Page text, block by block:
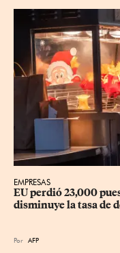
EMPRESAS
EU perdió 23,000
disminuye la tasa de
Por AFP